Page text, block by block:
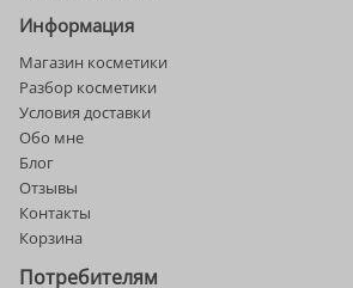
Информация
Магазин косметики
Разбор косметики
Условия доставки
Обо мне
Блог
Отзывы
Контакты
Корзина
Потребителям